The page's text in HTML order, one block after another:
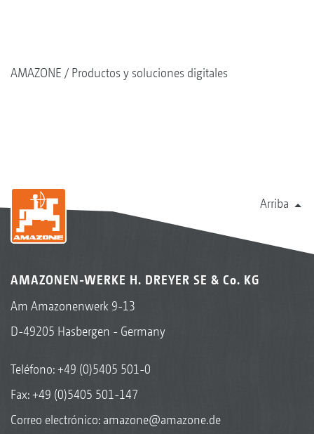
AMAZONE Productos y soluciones digitales
Arriba
AMAZONEN-WERKE H. DREYER SE & Co. KG
Am Amazonenwerk 9-13
D-49205 Hasbergen - Germany
Teléfono:+49 (0)5405 501-0
Fax: +49 (0)5405 501-147
Correo electrónico: amazone@amazone.de